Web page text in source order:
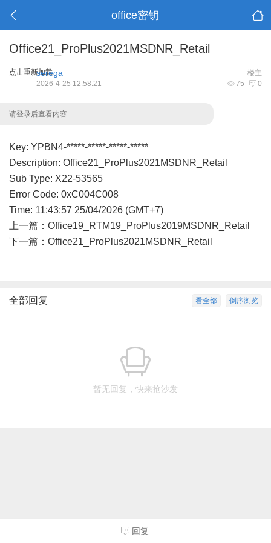
office密钥
Office21_ProPlus2021MSDNR_Retail
点击重新加载 楼主
serega
75 0
2026-4-25 12:58:21
请登录后查看内容
Key: YPBN4-*****-*****-*****-*****
Description: Office21_ProPlus2021MSDNR_Retail
Sub Type: X22-53565
Error Code: 0xC004C008
Time: 11:43:57 25/04/2026 (GMT+7)
上一篇： Office19_RTM19_ProPlus2019MSDNR_Retail
下一篇： Office21_ProPlus2021MSDNR_Retail
倒序浏览
看全部
全部回复
暂无回复，快来抢沙发
回复